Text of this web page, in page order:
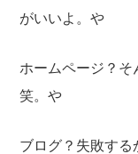
がいいよ。や
ホームページ？
笑。や
ブログ？失敗する